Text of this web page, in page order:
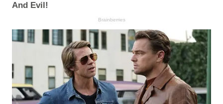
And Evil!
Brainberries